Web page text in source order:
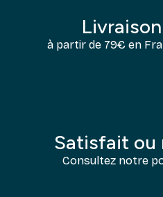
à partir de 79€ en
Satisfait ou
Consultez notre